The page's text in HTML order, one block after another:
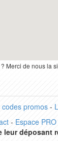
Merci de nous la
codes promos-
- Espace PRO
leur déposant